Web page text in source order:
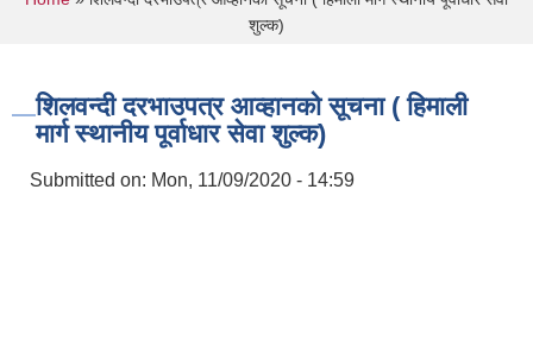
शुल्क)
शिलवन्दी दरभाउपत्र आव्हानको सूचना ( हिमाली
मार्ग स्थानीय पूर्वाधार सेवा शुल्क)
Submitted on: Mon, 11/09/2020 - 14:59